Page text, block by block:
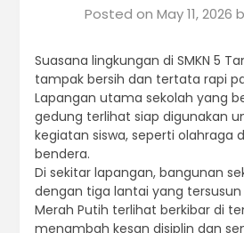
Posted on May 11, 2026
Suasana lingkungan di SMKN 5
tampak bersih dan tertata rapi
Lapangan utama sekolah yang
gedung terlihat siap digunakan
kegiatan siswa, seperti olahraga
bendera.
Di sekitar lapangan, bangunan
dengan tiga lantai yang tersusun
Merah Putih terlihat berkibar di
menambah kesan disiplin dan